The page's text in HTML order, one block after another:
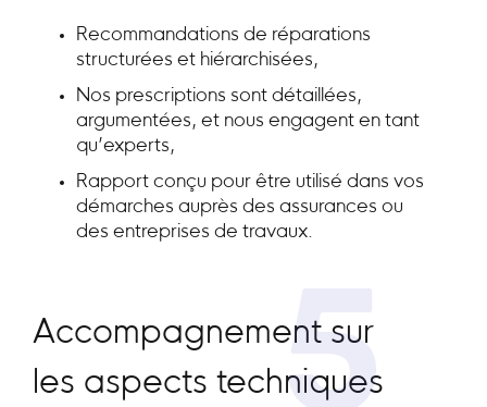
Recommandations de réparations
structurées et hiérarchisées,
Nos prescriptions sont détaillées,
argumentées, et nous engagent en tant
qu’experts,
Rapport conçu pour être utilisé dans vos
démarches auprès des assurances ou
des entreprises de travaux.
5
Accompagnement sur
les aspects techniques